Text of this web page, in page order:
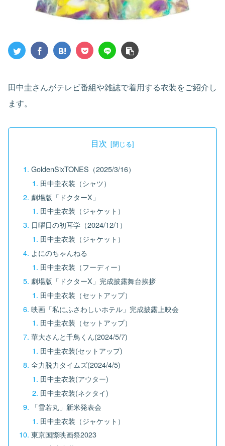
田中圭さんがテレビ番組や雑誌で着用する衣装をご紹介し
ます。
目次
GoldenSixTONES（2025/3/16）
田中圭衣装（シャツ）
劇場版「ドクターX」
田中圭衣装（ジャケット）
日曜日の初耳学（2024/12/1）
田中圭衣装（ジャケット）
よにのちゃんねる
田中圭衣装（フーディー）
劇場版「ドクターX」完成披露舞台挨拶
田中圭衣装（セットアップ）
映画「私にふさわしいホテル」完成披露上映会
田中圭衣装（セットアップ）
華大さんと千鳥くん(2024/5/7)
田中圭衣装(セットアップ)
全力脱力タイムズ(2024/4/5)
田中圭衣装(アウター)
田中圭衣装(ネクタイ)
「雪若丸」新米発表会
田中圭衣装（ジャケット）
東京国際映画祭2023